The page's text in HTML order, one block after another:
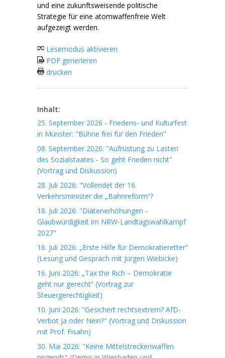
und eine zukunftsweisende politische
Strategie für eine atomwaffenfreie Welt
aufgezeigt werden.
Lesemodus aktivieren
PDF generieren
drucken
Inhalt:
25. September 2026 - Friedens- und Kulturfest
in Münster: "Bühne frei für den Frieden"
08. September 2026: "Aufrüstung zu Lasten
des Sozialstaates - So geht Frieden nicht"
(Vortrag und Diskussion)
28. Juli 2026: "Vollendet der 16.
Verkehrsminister die „Bahnreform“?
18. Juli 2026: "Diätenerhöhungen -
Glaubwürdigkeit im NRW-Landtagswahlkampf
2027"
16. Juli 2026: „Erste Hilfe für Demokratieretter“
(Lesung und Gespräch mit Jürgen Wiebicke)
16. Juni 2026: „Tax the Rich – Demokratie
geht nur gerecht“ (Vortrag zur
Steuergerechtigkeit)
10. Juni 2026: "Gesichert rechtsextrem? AfD-
Verbot Ja oder Nein?" (Vortrag und Diskussion
mit Prof. Fisahn)
30. Mai 2026: "Keine Mittelstreckenwaffen